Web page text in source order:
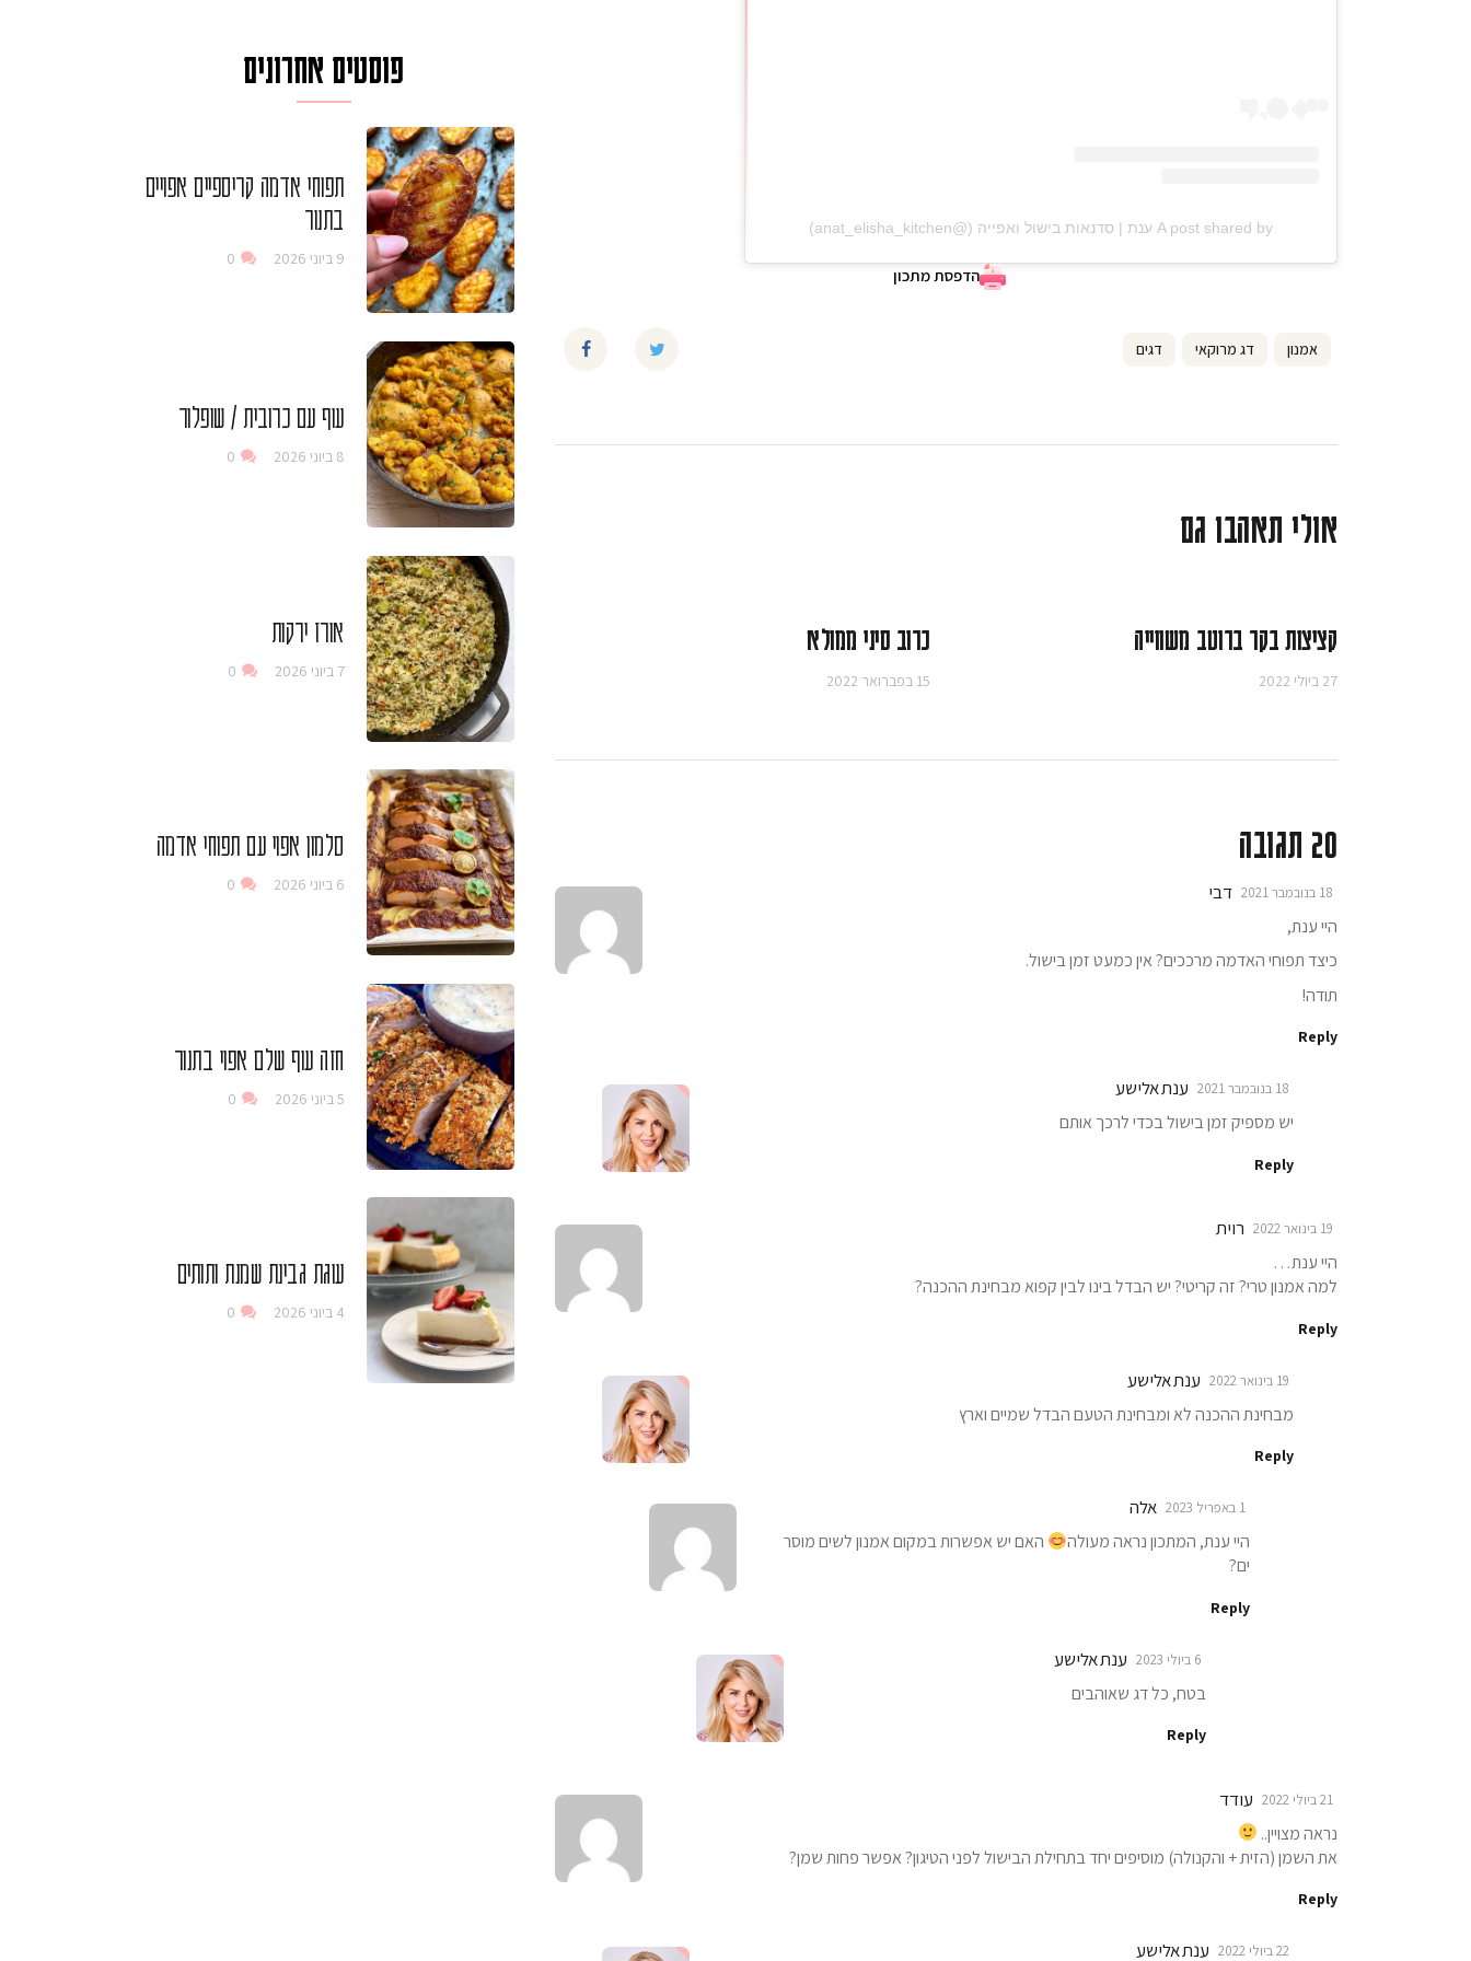
A post shared by ענת | סדנאות בישול ואפייה (@anat_elisha_kitchen)
הדפסת מתכון
אמנון דג מרוקאי דגים
אולי תאהבו גם
קציצות בקר ברוטב משווייה
27 ביולי 2022
כרוב סיני ממולא
15 בפברואר 2022
20 תגובה
דבי 18 בנובמבר 2021
היי ענת,
כיצד תפוחי האדמה מרככים? אין כמעט זמן בישול.
תודה!
Reply
ענת אלישע 18 בנובמבר 2021
יש מספיק זמן בישול בכדי לרכך אותם
Reply
רוית 19 בינואר 2022
היי ענת…
למה אמנון טרי? זה קריטי? יש הבדל בינו לבין קפוא מבחינת ההכנה?
Reply
ענת אלישע 19 בינואר 2022
מבחינת ההכנה לא ומבחינת הטעם הבדל שמיים וארץ
Reply
אלה 1 באפריל 2023
היי ענת, המתכון נראה מעולה
האם יש אפשרות במקום אמנון לשים מוסר
ים?
Reply
ענת אלישע 6 ביולי 2023
בטח, כל דג שאוהבים
Reply
עודד 21 ביולי 2022
נראה מצויין..
את השמן (הזית + והקנולה) מוסיפים יחד בתחילת הבישול לפני הטיגון? אפשר פחות שמן?
Reply
ענת אלישע 22 ביולי 2022
פוסטים אחרונים
תפוחי אדמה קריספיים אפויים
בתנור
9 ביוני 2026 0
עוף עם כרובית / שופלור
8 ביוני 2026 0
אורז ירקות
7 ביוני 2026 0
סלמון אפוי עם תפוחי אדמה
6 ביוני 2026 0
חזה עוף שלם אפוי בתנור
5 ביוני 2026 0
עוגת גבינת שמנת ותותים
4 ביוני 2026 0